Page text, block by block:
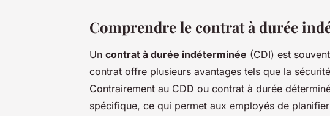
Comprendre le contrat à durée
Un contrat à durée indéterminée (CDI) est
contrat offre plusieurs avantages tels que la
Contrairement au CDD ou contrat à durée
spécifique, ce qui permet aux employés de